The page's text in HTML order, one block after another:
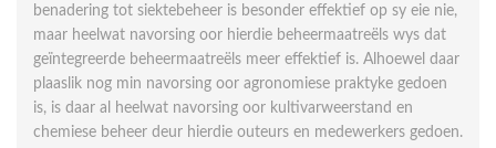
benadering tot siektebeheer is besonder effektief op sy eie nie,
maar heelwat navorsing oor hierdie beheermaatreëls wys dat
geïntegreerde beheermaatreëls meer effektief is. Alhoewel daar
plaaslik nog min navorsing oor agronomiese praktyke gedoen
is, is daar al heelwat navorsing oor kultivarweerstand en
chemiese beheer deur hierdie outeurs en medewerkers gedoen.